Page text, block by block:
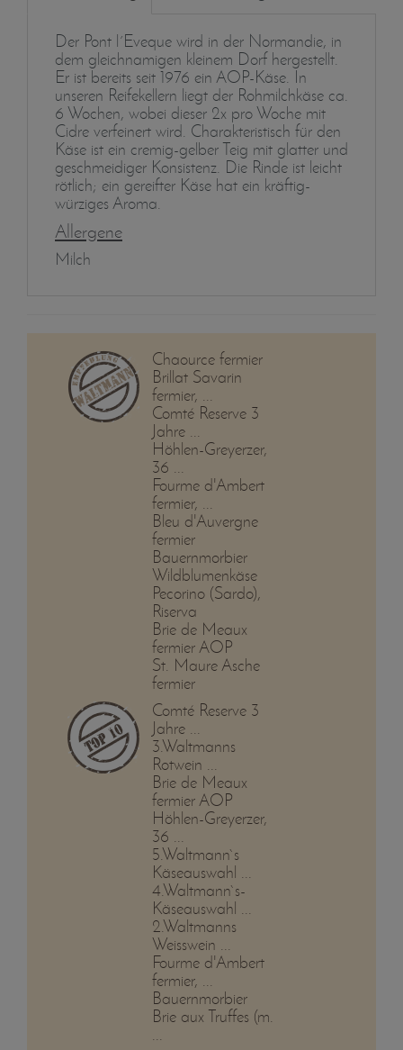
Der Pont l´Eveque wird in der Normandie, in
dem gleichnamigen kleinem Dorf hergestellt.
Er ist bereits seit 1976 ein AOP-Käse. In
unseren Reifekellern liegt der Rohmilchkäse ca.
6 Wochen, wobei dieser 2x pro Woche mit
Cidre verfeinert wird. Charakteristisch für den
Käse ist ein cremig-gelber Teig mit glatter und
geschmeidiger Konsistenz. Die Rinde ist leicht
rötlich; ein gereifter Käse hat ein kräftig-
würziges Aroma.
Allergene
Milch
Chaource fermier
Brillat Savarin
fermier, ...
Comté Reserve 3
Jahre ...
Höhlen-Greyerzer,
36 ...
Fourme d'Ambert
fermier, ...
Bleu d'Auvergne
fermier
Bauernmorbier
Wildblumenkäse
Pecorino (Sardo),
Riserva
Brie de Meaux
fermier AOP
St. Maure Asche
fermier
Comté Reserve 3
Jahre ...
3.Waltmanns
Rotwein ...
Brie de Meaux
fermier AOP
Höhlen-Greyerzer,
36 ...
5.Waltmann`s
Käseauswahl ...
4.Waltmann`s-
Käseauswahl ...
2.Waltmanns
Weisswein ...
Fourme d'Ambert
fermier, ...
Bauernmorbier
Brie aux Truffes (m.
...